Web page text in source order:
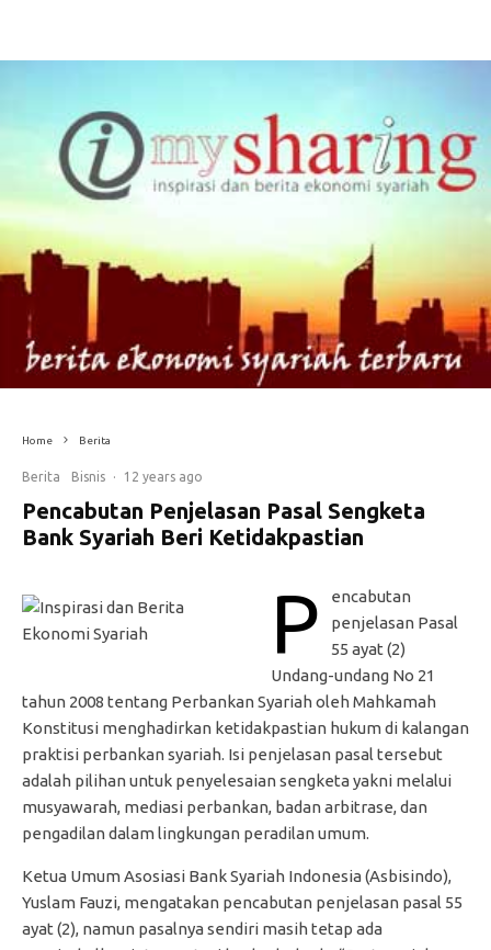
Home Berita
Berita Bisnis · 12 years ago
Pencabutan Penjelasan Pasal Sengketa
Bank Syariah Beri Ketidakpastian
P
encabutan
penjelasan Pasal
55 ayat (2)
Undang-undang No 21
tahun 2008 tentang Perbankan Syariah oleh Mahkamah
Konstitusi menghadirkan ketidakpastian hukum di kalangan
praktisi perbankan syariah. Isi penjelasan pasal tersebut
adalah pilihan untuk penyelesaian sengketa yakni melalui
musyawarah, mediasi perbankan, badan arbitrase, dan
pengadilan dalam lingkungan peradilan umum.
Ketua Umum Asosiasi Bank Syariah Indonesia (Asbisindo),
Yuslam Fauzi, mengatakan pencabutan penjelasan pasal 55
ayat (2), namun pasalnya sendiri masih tetap ada